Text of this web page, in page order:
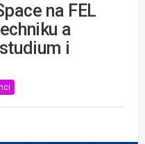
na FEL
a
i